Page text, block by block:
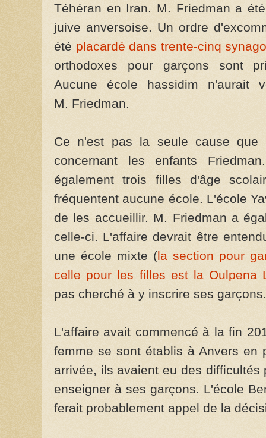
Téhéran en Iran. M. Friedman a
juive anversoise. Un ordre
été placardé dans trente-cinq
orthodoxes pour garçons sont
Aucune école hassidim n'aurait
M. Friedman.
Ce n'est pas la seule cause que
concernant les enfants
également trois filles d'âge
fréquentent aucune école. L'école
de les accueillir. M. Friedman a
celle-ci. L'affaire devrait être
une école mixte (la section pour
celle pour les filles est la Oulpena
pas cherché à y inscrire ses garçons.
L'affaire avait commencé à la fin
femme se sont établis à Anvers en
arrivée, ils avaient eu des
enseigner à ses garçons. L'école
ferait probablement appel de la